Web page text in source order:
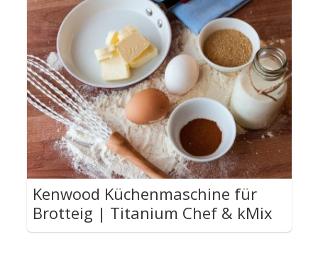
Kenwood Küchenmaschine für
Brotteig | Titanium Chef & kMix